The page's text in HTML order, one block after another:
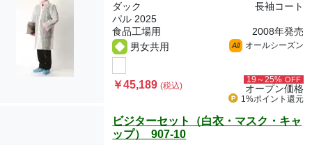
ダック
長袖コート
パル 2025
食品工場用
2008年発売
男女共用
All オールシーズン
￥45,189(税込)
19～25% OFF
オープン価格
1%ポイント 還元
ビジターセット（白衣・マスク・キャ
ップ） 907-10